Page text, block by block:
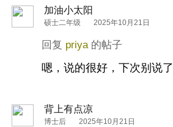
加油小太阳
硕士二年级 2025年10月21日
priya
嗯，说的很好，下次别说了
背上有点凉
博士后 2025年10月21日